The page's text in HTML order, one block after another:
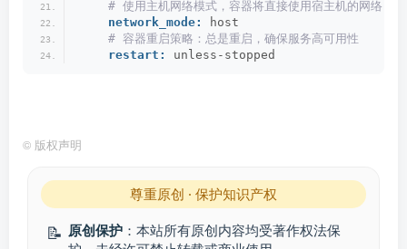
# 使用主机网络模式，容器将直接使用宿主机的网络
network_mode:
host
# 容器重启策略：总是重启，确保服务高可用性
restart:
unless-stopped
© 版权声明
尊重原创 · 保护知识产权
📝 原创保护 ：本站所有原创内容均受著作权法保